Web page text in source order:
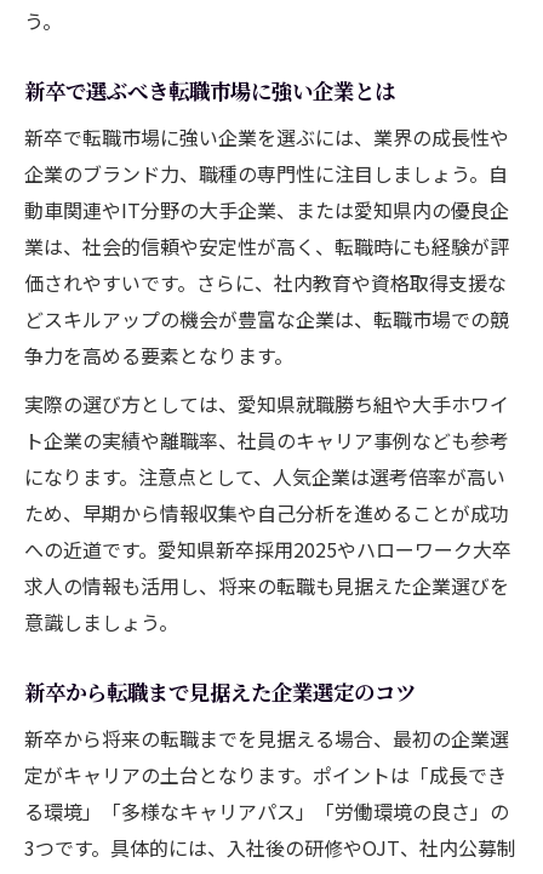
う。
新卒で選ぶべき転職市場に強い企業とは
新卒で転職市場に強い企業を選ぶには、業界の成長性や
企業のブランド力、職種の専門性に注目しましょう。自
動車関連やIT分野の大手企業、または愛知県内の優良企
業は、社会的信頼や安定性が高く、転職時にも経験が評
価されやすいです。さらに、社内教育や資格取得支援な
どスキルアップの機会が豊富な企業は、転職市場での競
争力を高める要素となります。
実際の選び方としては、愛知県就職勝ち組や大手ホワイ
ト企業の実績や離職率、社員のキャリア事例なども参考
になります。注意点として、人気企業は選考倍率が高い
ため、早期から情報収集や自己分析を進めることが成功
への近道です。愛知県新卒採用2025やハローワーク大卒
求人の情報も活用し、将来の転職も見据えた企業選びを
意識しましょう。
新卒から転職まで見据えた企業選定のコツ
新卒から将来の転職までを見据える場合、最初の企業選
定がキャリアの土台となります。ポイントは「成長でき
る環境」「多様なキャリアパス」「労働環境の良さ」の
3つです。具体的には、入社後の研修やOJT、社内公募制